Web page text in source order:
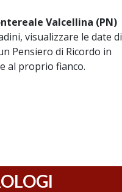
Valcellina (PN)
visualizzare le date di
Pensiero di Ricordo in
al proprio fianco.